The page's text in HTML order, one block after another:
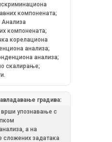
компонената;
Анализа
компонената;
корелациона
анализа;
анализа;
скалирање;
градива:
упознавање с
а на
сложених задатака